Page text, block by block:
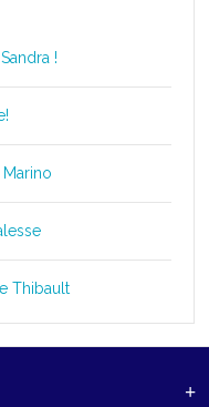
!
Thibault